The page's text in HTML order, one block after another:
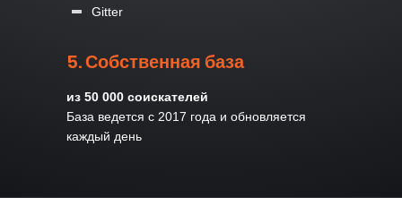
Gitter
5. Собственная база
из 50 000 соискателей
База ведется с 2017 года и обновляется
каждый день